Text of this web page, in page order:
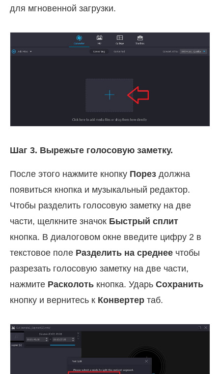
для мгновенной загрузки.
Шаг 3. Вырежьте голосовую заметку.
После этого нажмите кнопку Порез должна
появиться кнопка и музыкальный редактор.
Чтобы разделить голосовую заметку на две
части, щелкните значок Быстрый сплит
кнопка. В диалоговом окне введите цифру 2 в
текстовое поле Разделить на среднее чтобы
разрезать голосовую заметку на две части,
нажмите Расколоть кнопка. Ударь Сохранить
кнопку и вернитесь к Конвертер таб.